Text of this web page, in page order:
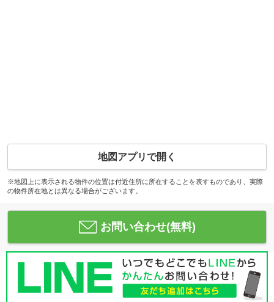
地図アプリで開く
※地図上に表示される物件の位置は付近住所に所在することを表すものであり、実際
の物件所在地とは異なる場合がございます。
お問い合わせ(無料)